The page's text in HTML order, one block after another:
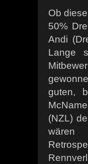
Ob
50%
Andi
Lange
guten,
(NZL)
wären